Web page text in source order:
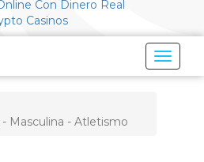
Con Dinero Real
Casinos
Mostrar
Menú
Masculina - Atletismo